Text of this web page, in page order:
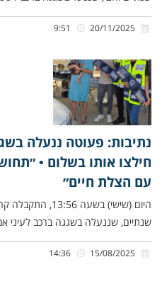
נתיבות: פעוטה ננעלה
חילצו אותו בשלום •
עם הצלת חיים״
היום (שישי) בשעה
שנתיים, שננעלה בשגגה ברכב לעיני